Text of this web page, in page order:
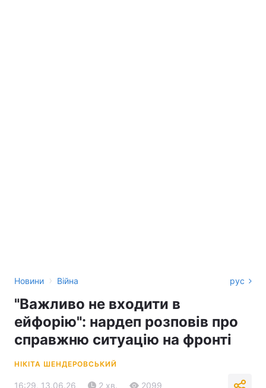
Новини › Війна рус
"Важливо не входити в
ейфорію": нардеп розповів про
справжню ситуацію на фронті
НІКІТА ШЕНДЕРОВСЬКИЙ
16:29, 13.06.26 2 хв. 2099